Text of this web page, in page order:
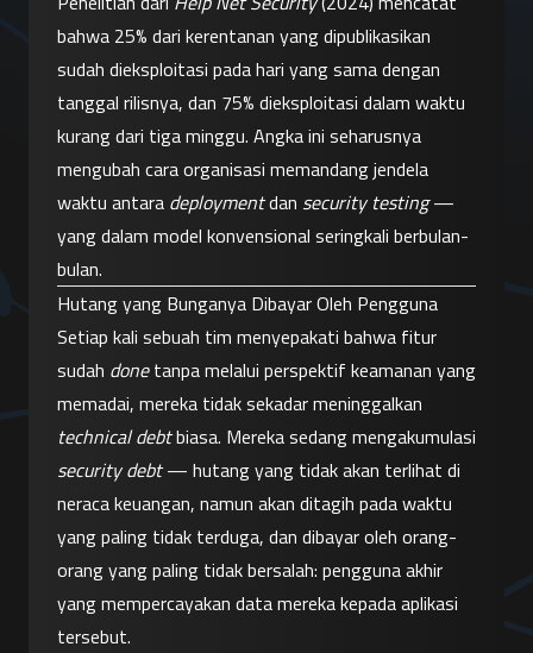
bahwa 25% dari kerentanan yang dipublikasikan
sudah dieksploitasi pada hari yang sama dengan
tanggal rilisnya, dan 75% dieksploitasi dalam waktu
kurang dari tiga minggu. Angka ini seharusnya
mengubah cara organisasi memandang jendela
waktu antara deployment dan security testing —
yang dalam model konvensional seringkali berbulan-
bulan.
Hutang yang Bunganya Dibayar Oleh Pengguna
Setiap kali sebuah tim menyepakati bahwa fitur
sudah done tanpa melalui perspektif keamanan yang
technical debt
security debt — hutang yang tidak akan terlihat di
neraca keuangan, namun akan ditagih pada waktu
yang paling tidak terduga, dan dibayar oleh orang-
orang yang paling tidak bersalah: pengguna akhir
yang mempercayakan data mereka kepada aplikasi
tersebut.